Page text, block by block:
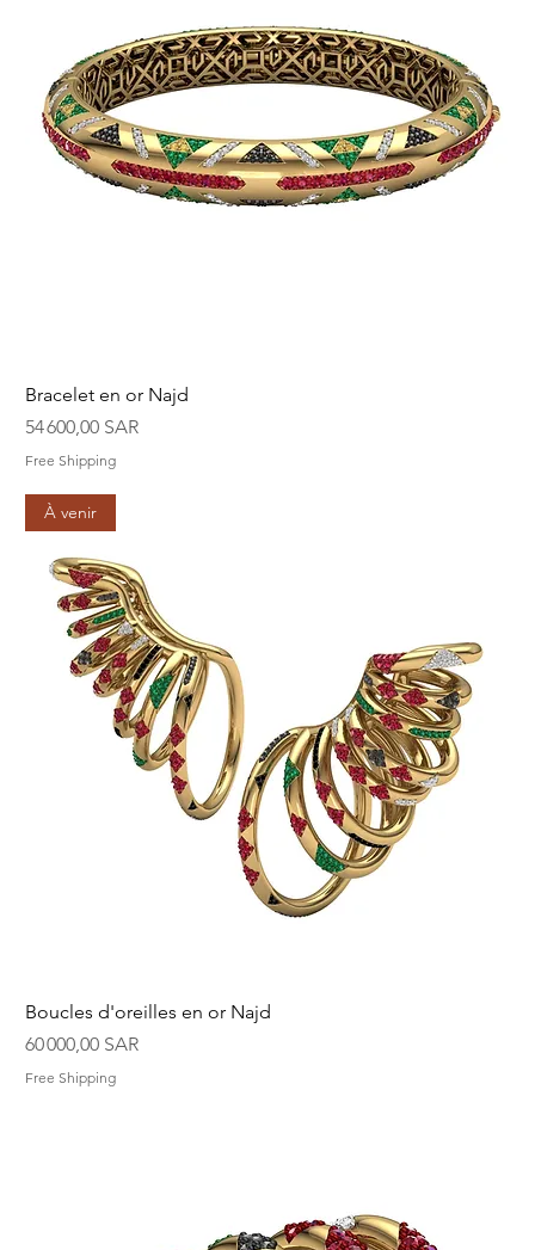
Bracelet en or Najd
Prix
54 600,00 SAR
Free Shipping
À venir
Boucles d'oreilles en or Najd
Prix
60 000,00 SAR
Free Shipping